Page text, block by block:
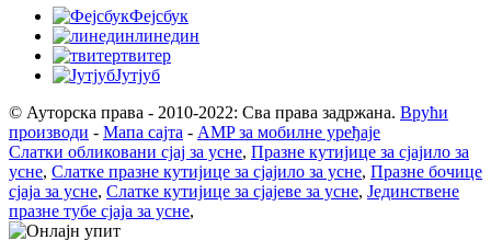
Фејсбук
линедин
твитер
Јутјуб
© Ауторска права - 2010-2022: Сва права задржана. Врући
производи - Мапа сајта - AMP за мобилне уређаје
Слатки обликовани сјај за усне, Празне кутијице за сјајило за
усне, Слатке празне кутијице за сјајило за усне, Празне бочице
сјаја за усне, Слатке кутијице за сјајеве за усне, Јединствене
празне тубе сјаја за усне,